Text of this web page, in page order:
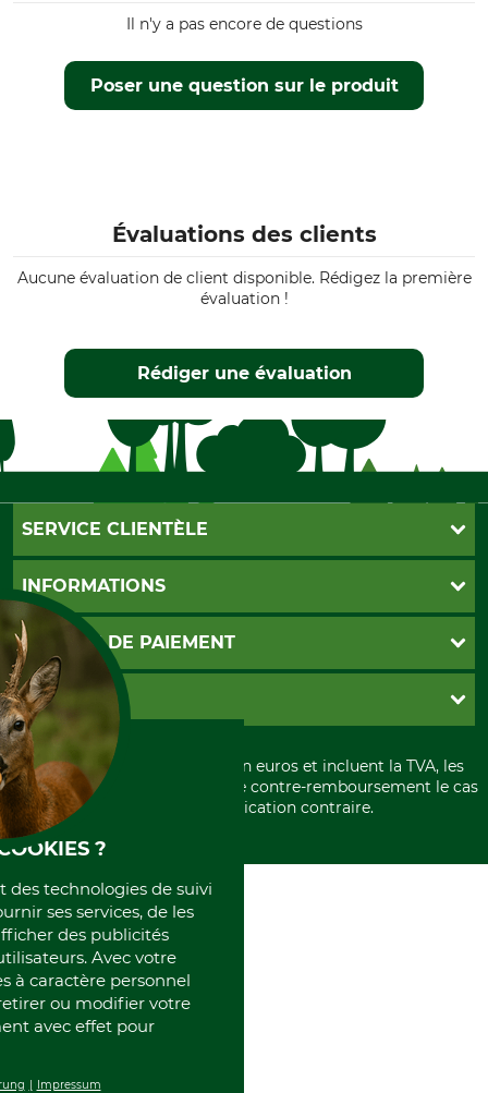
Poser une question sur le produit
Il n'y a pas encore de questions
Évaluations des clients
Aucune évaluation de client disponible. Rédigez la première
évaluation !
Rédiger une évaluation
SERVICE CLIENTÈLE
Foire aux questions
Abonnement à la newsletter
Contact
Garantie / Devis
Paramètres des cookies
INFORMATIONS
CGV
Livraison
Conditions d'annulation
Formulaire de rétraction
Politique de confidentialité
Élimination et environnement
Rétractation de votre commande
MOYENS DE PAIEMENT
PayPal
Carte de crédit
Paiement á l'avance
GRUBE KG
Histoire
International
Portrait
Qui sommes-nous
Tous les prix sont exprimés en euros et incluent la TVA, les
frais d'expédition et les frais de contre-remboursement le cas
échéant, sauf indication contraire.
?
des technologies de suivi
ses services, de les
des publicités
Avec votre
à caractère personnel
ou modifier votre
avec effet pour
Impressum